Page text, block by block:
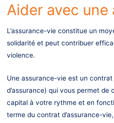
Aider avec
L’assurance-vie constitue un
solidarité et peut contribuer
violence.
Une assurance-vie est un contrat
d’assurance) qui vous permet de
capital à votre rythme et en
terme du contrat d’assurance-